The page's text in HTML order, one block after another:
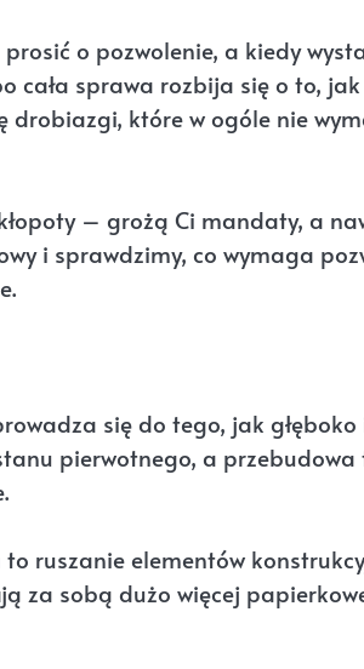
o pozwolenie, a kiedy
cała sprawa rozbija się o to,
drobiazgi, które w ogóle nie
– grożą Ci mandaty, a
i sprawdzimy, co wymaga
się do tego, jak głęboko
pierwotnego, a przebudowa
ruszanie elementów
za sobą dużo więcej